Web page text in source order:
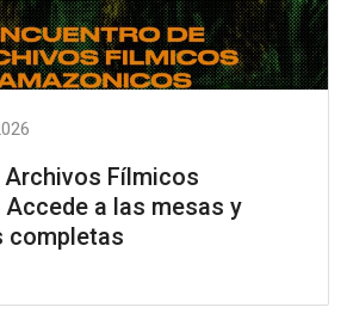
Archivos Fílmicos
a las mesas y
completas